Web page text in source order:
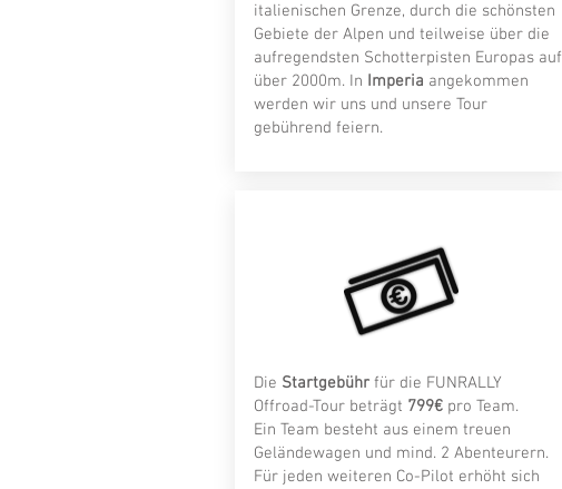
italienischen Grenze, durch die schönsten
Gebiete der Alpen und teilweise über die
aufregendsten Schotterpisten Europas auf
über 2000m. In Imperia angekommen
werden wir uns und unsere Tour
gebührend feiern.
Die Startgebührfür die FUNRALLY
Offroad-Tour beträgt 799€pro Team.
Ein Team besteht aus einem treuen
Geländewagen und mind. 2 Abenteurern.
Für jeden weiteren Co-Pilot erhöht sich